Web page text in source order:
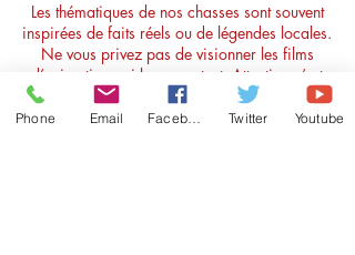
Les thématiques de nos chasses sont souvent
inspirées de faits réels ou de légendes locales.
Ne vous privez pas de visionner les films
d’animation qui les racontent. Attention c’est
addictif !
Phone Email Twitter Youtube